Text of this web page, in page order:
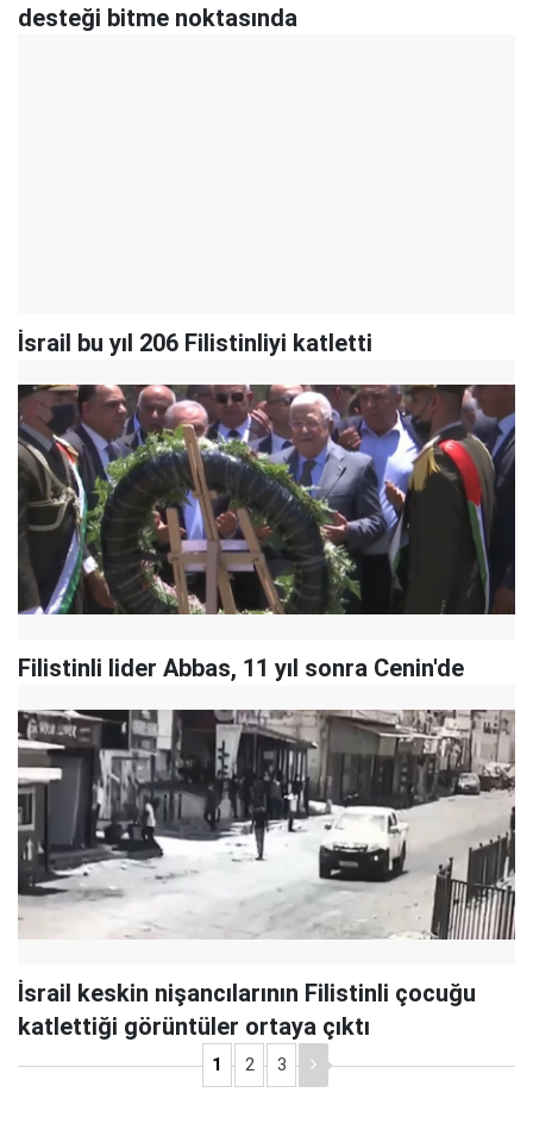
desteği bitme noktasında
İsrail bu yıl 206 Filistinliyi katletti
Filistinli lider Abbas, 11 yıl sonra Cenin'de
İsrail keskin nişancılarının Filistinli çocuğu
katlettiği görüntüler ortaya çıktı
1 2 3